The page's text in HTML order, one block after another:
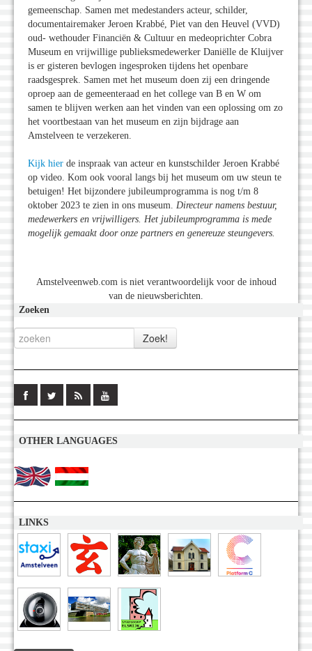
gemeenschap. Samen met medestanders acteur, schilder,
documentairemaker Jeroen Krabbé, Piet van den Heuvel (VVD)
oud- wethouder Financiën & Cultuur en medeoprichter Cobra
Museum en vrijwillige publieksmedewerker Daniëlle de Kluijver
is er gisteren bevlogen ingesproken tijdens het openbare
raadsgesprek. Samen met het museum doen zij een dringende
oproep aan de gemeenteraad en het college van B en W om
samen te blijven werken aan het vinden van een oplossing om zo
het voortbestaan van het museum en zijn bijdrage aan
Amstelveen te verzekeren.
Kijk hier de inspraak van acteur en kunstschilder Jeroen Krabbé
op video. Kom ook vooral langs bij het museum om uw steun te
betuigen! Het bijzondere jubileumprogramma is nog t/m 8
oktober 2023 te zien in ons museum. Directeur namens bestuur,
medewerkers en vrijwilligers. Het jubileumprogramma is mede
mogelijk gemaakt door onze partners en genereuze steungevers.
Amstelveenweb.com is niet verantwoordelijk voor de inhoud
van de nieuwsberichten.
Zoeken
OTHER LANGUAGES
LINKS